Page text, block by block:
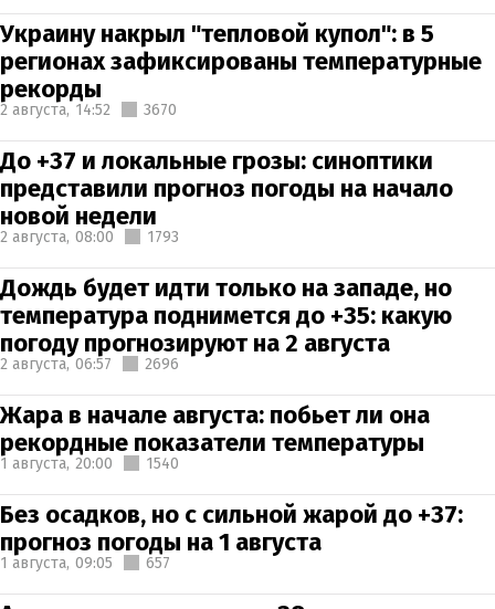
Украину накрыл "тепловой купол": в 5
регионах зафиксированы температурные
рекорды
2 августа, 14:52 3670
До +37 и локальные грозы: синоптики
представили прогноз погоды на начало
новой недели
2 августа, 08:00 1793
Дождь будет идти только на западе, но
температура поднимется до +35: какую
погоду прогнозируют на 2 августа
2 августа, 06:57 2696
Жара в начале августа: побьет ли она
рекордные показатели температуры
1 августа, 20:00 1540
Без осадков, но с сильной жарой до +37:
прогноз погоды на 1 августа
1 августа, 09:05 657